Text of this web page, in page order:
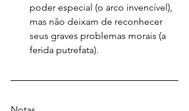
poder especial (o arco invencível),
mas não deixam de reconhecer
seus graves problemas morais (a
ferida putrefata).